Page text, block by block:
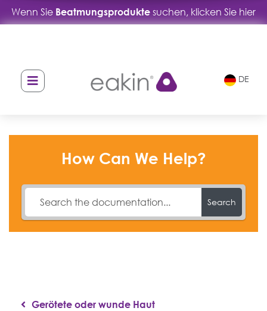
Wenn Sie Beatmungsprodukte suchen, klicken Sie hier
DE
How Can We Help?
Search
Gerötete oder wunde Haut